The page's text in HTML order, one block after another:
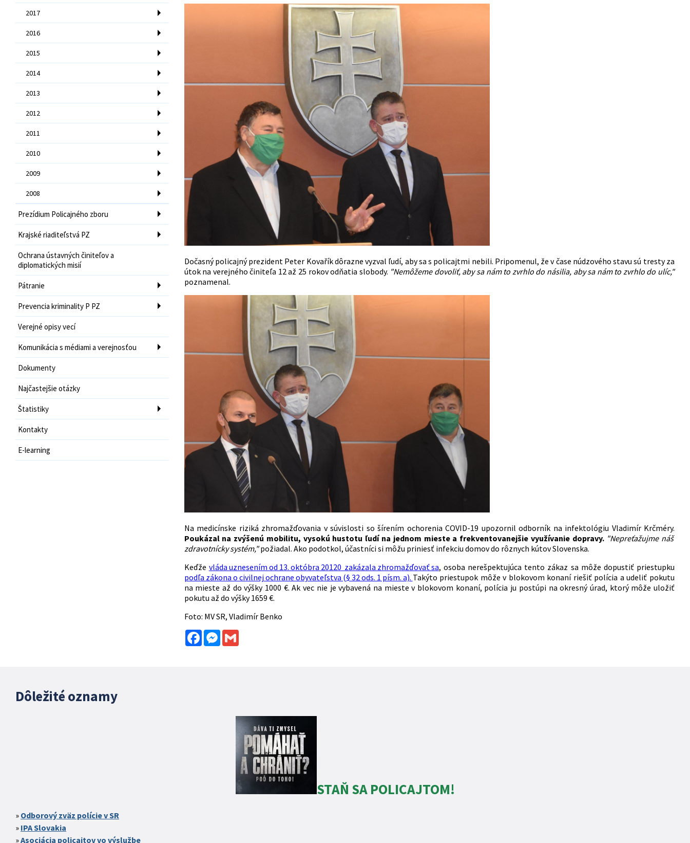
2017
2016
2015
2014
2013
2012
2011
2010
2009
2008
Prezídium Policajného zboru
Krajské riaditeľstvá PZ
Ochrana ústavných činiteľov a
diplomatických misií
Pátranie
Prevencia kriminality P PZ
Verejné opisy vecí
Komunikácia s médiami a verejnosťou
Dokumenty
Najčastejšie otázky
Štatistiky
Kontakty
E-learning
Dočasný policajný prezident Peter Kovařík dôrazne vyzval ľudí, aby sa s policajtmi nebili. Pripomenul, že v čase núdzového stavu sú tresty za
útok na verejného činiteľa 12 až 25 rokov odňatia slobody. "Nemôžeme dovoliť, aby sa nám to zvrhlo do násilia, aby sa nám to zvrhlo do ulíc,"
poznamenal.
Na medicínske riziká zhromažďovania v súvislosti so šírením ochorenia COVID-19 upozornil odborník na infektológiu Vladimír Krčméry.
Poukázal na zvýšenú mobilitu, vysokú hustotu ľudí na jednom mieste a frekventovanejšie využívanie dopravy. "Nepreťažujme náš
zdravotnícky systém,"požiadal. Ako podotkol, účastníci si môžu priniesť infekciu domov do rôznych kútov Slovenska.
Keďže vláda uznesením od 13. októbra 20120 zakázala zhromažďovať sa, osoba nerešpektujúca tento zákaz sa môže dopustiť priestupku
podľa zákona o civilnej ochrane obyvateľstva (§ 32 ods. 1 písm. a). Takýto priestupok môže v blokovom konaní riešiť polícia a udeliť pokutu
na mieste až do výšky 1000 €. Ak vec nie je vybavená na mieste v blokovom konaní, polícia ju postúpi na okresný úrad, ktorý môže uložiť
pokutu až do výšky 1659 €.
Foto: MV SR, Vladimír Benko
FacebookMessenger
Gmail
Dôležité oznamy
STAŇ SA POLICAJTOM!
Odborový zväz polície v SR
IPA Slovakia
Asociácia policajtov vo výslužbe